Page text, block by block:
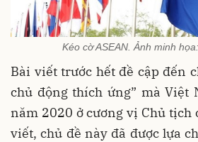
Kéo cờ ASEAN. Ảnh minh
Bài viết trước hết đề cập đến
chủ động thích ứng” mà Việt
năm 2020 ở cương vị Chủ tịch
viết, chủ đề này đã được lựa